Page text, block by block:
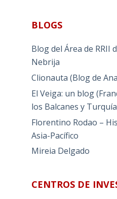
BLOGS
Blog del Área de RRII
Nebrija
Clionauta (Blog de
El Veiga: un blog
los Balcanes y
Florentino Rodao –
Asia-Pacífico
Mireia Delgado
CENTROS DE